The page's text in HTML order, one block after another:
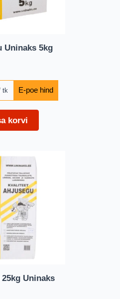
Uninaks 5kg
tk
korvi
Uninaks